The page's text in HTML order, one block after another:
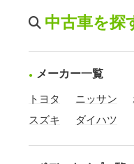
中古車を探
メーカー一覧
トヨタ ニッサン
スズキ
ダイハツ